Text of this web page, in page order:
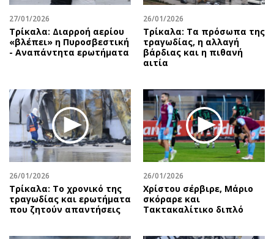
27/01/2026
Τρίκαλα: Διαρροή αερίου
«βλέπει» η Πυροσβεστική
- Αναπάντητα ερωτήματα
26/01/2026
Τρίκαλα: Τα πρόσωπα της
τραγωδίας, η αλλαγή
βάρδιας και η πιθανή
αιτία
26/01/2026
Τρίκαλα: Το χρονικό της
τραγωδίας και ερωτήματα
που ζητούν απαντήσεις
26/01/2026
Χρίστου σέρβιρε, Μάριο
σκόραρε και
Τακτακαλίτικο διπλό